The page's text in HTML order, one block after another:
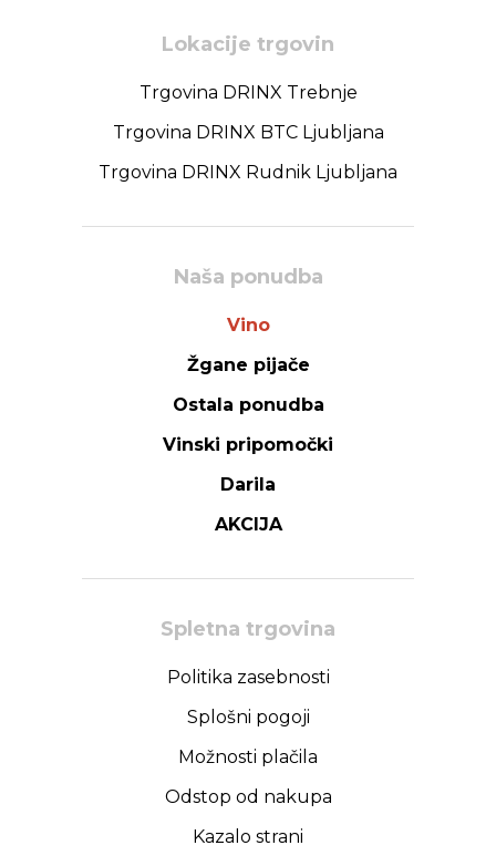
Lokacije trgovin
Trgovina DRINX Trebnje
Trgovina DRINX BTC Ljubljana
Trgovina DRINX Rudnik Ljubljana
Naša ponudba
Vino
Žgane pijače
Ostala ponudba
Vinski pripomočki
Darila
AKCIJA
Spletna trgovina
Politika zasebnosti
Splošni pogoji
Možnosti plačila
Odstop od nakupa
Kazalo strani